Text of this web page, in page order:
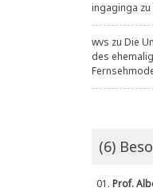
ingaginga zu
wvs zu Die
des
(6)
01. Prof.